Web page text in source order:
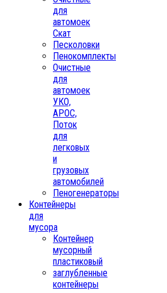
для
автомоек
Скат
Песколовки
Пенокомплекты
Очистные
для
автомоек
УКО,
АРОС,
Поток
для
легковых
и
грузовых
автомобилей
Пеногенераторы
Контейнеры
для
мусора
Контейнер
мусорный
пластиковый
заглубленные
контейнеры